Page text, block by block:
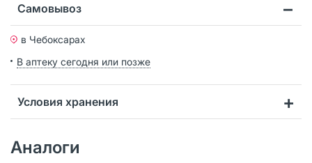
Самовывоз
в Чебоксарах
В аптеку сегодня или позже
Условия хранения
Аналоги